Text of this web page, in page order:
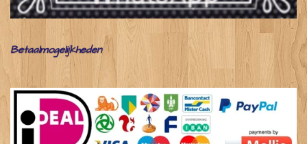
Betaalmogelijkheden